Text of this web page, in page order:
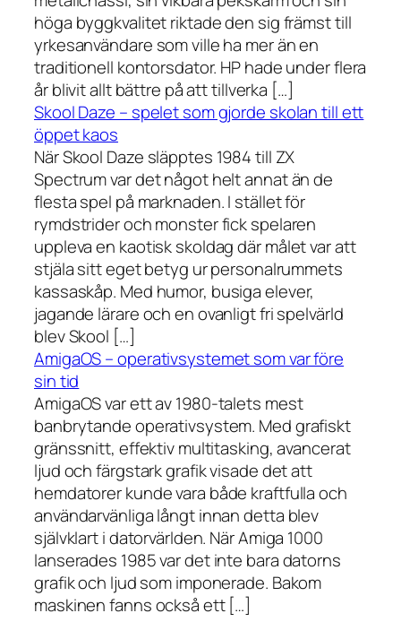
höga byggkvalitet riktade den sig främst till
yrkesanvändare som ville ha mer än en
traditionell kontorsdator. HP hade under flera
år blivit allt bättre på att tillverka […]
Skool Daze – spelet som gjorde skolan till ett
öppet kaos
När Skool Daze släpptes 1984 till ZX
Spectrum var det något helt annat än de
flesta spel på marknaden. I stället för
rymdstrider och monster fick spelaren
uppleva en kaotisk skoldag där målet var att
stjäla sitt eget betyg ur personalrummets
kassaskåp. Med humor, busiga elever,
jagande lärare och en ovanligt fri spelvärld
blev Skool […]
AmigaOS – operativsystemet som var före
sin tid
AmigaOS var ett av 1980-talets mest
banbrytande operativsystem. Med grafiskt
gränssnitt, effektiv multitasking, avancerat
ljud och färgstark grafik visade det att
hemdatorer kunde vara både kraftfulla och
användarvänliga långt innan detta blev
självklart i datorvärlden. När Amiga 1000
lanserades 1985 var det inte bara datorns
grafik och ljud som imponerade. Bakom
maskinen fanns också ett […]